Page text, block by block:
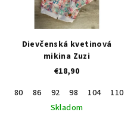
Dievčenská kvetinová
mikina Zuzi
€18,90
80
86 92 98 104 110
Skladom